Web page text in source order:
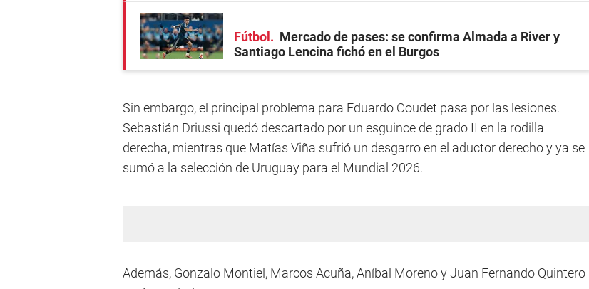
Fútbol
Mercado de pases: se confirma Almada a River y
Santiago Lencina fichó en el Burgos
Sin embargo, el principal problema para Eduardo Coudet pasa por las lesiones.
Sebastián Driussi quedó descartado por un esguince de grado II en la rodilla
derecha, mientras que Matías Viña sufrió un desgarro en el aductor derecho y ya se
sumó a la selección de Uruguay para el Mundial 2026.
Además, Gonzalo Montiel, Marcos Acuña, Aníbal Moreno y Juan Fernando Quintero